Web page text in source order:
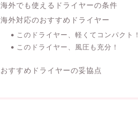
海外でも使えるドライヤーの条件
海外対応のおすすめドライヤー
このドライヤー、軽くてコンパクト！
このドライヤー、風圧も充分！
おすすめドライヤーの妥協点